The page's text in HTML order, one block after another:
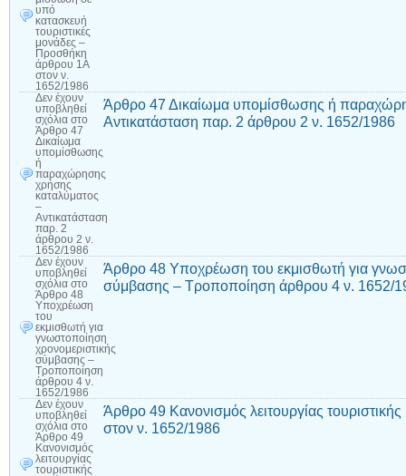
υπό
κατασκευή
τουριστικές
μονάδες –
Προσθήκη
άρθρου 1Α
στον ν.
1652/1986
Δεν έχουν
υποβληθεί
σχόλια στο
Άρθρο 47
Δικαίωμα
υπομίσθωσης
ή
παραχώρησης
χρήσης
καταλύματος
–
Αντικατάσταση
παρ. 2
άρθρου 2 ν.
1652/1986
Άρθρο 47 Δικαίωμα υπομίσθωσης ή
Αντικατάσταση παρ. 2 άρθρου 2 ν. 1652/1986
Δεν έχουν
υποβληθεί
σχόλια στο
Άρθρο 48
Υποχρέωση
του
εκμισθωτή για
γνωστοποίηση
χρονομεριστικής
σύμβασης –
Τροποποίηση
άρθρου 4 ν.
1652/1986
Άρθρο 48 Υποχρέωση του εκμισθωτή για
σύμβασης – Τροποποίηση άρθρου 4 ν. 1652/
Δεν έχουν
υποβληθεί
σχόλια στο
Άρθρο 49
Κανονισμός
λειτουργίας
τουριστικής
Άρθρο 49 Κανονισμός λειτουργίας
στον ν. 1652/1986